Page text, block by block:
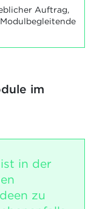
Auftrag,
im
in der
zu